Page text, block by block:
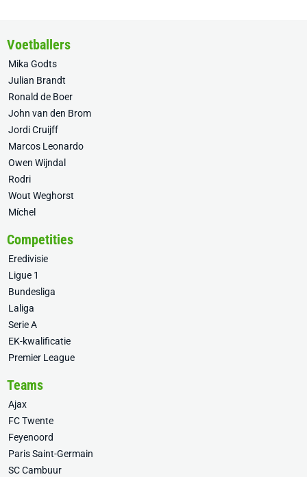
Voetballers
Mika Godts
Julian Brandt
Ronald de Boer
John van den Brom
Jordi Cruijff
Marcos Leonardo
Owen Wijndal
Rodri
Wout Weghorst
Míchel
Competities
Eredivisie
Ligue 1
Bundesliga
Laliga
Serie A
EK-kwalificatie
Premier League
Teams
Ajax
FC Twente
Feyenoord
Paris Saint-Germain
SC Cambuur